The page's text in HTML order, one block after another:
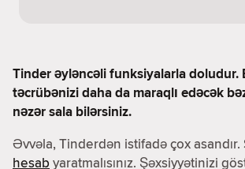
Tinder əyləncəli funksiyalarla doludur.
təcrübənizi daha da maraqlı edəcək
nəzər sala bilərsiniz.
Əvvəla, Tinderdən istifadə çox asandır.
hesab yaratmalısınız. Şəxsiyyətinizi